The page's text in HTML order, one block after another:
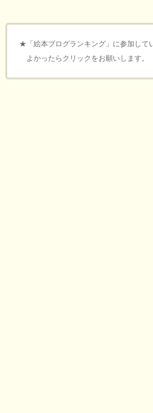
★「絵本ブログランキング」に参加して
よかったらクリックをお願いします。